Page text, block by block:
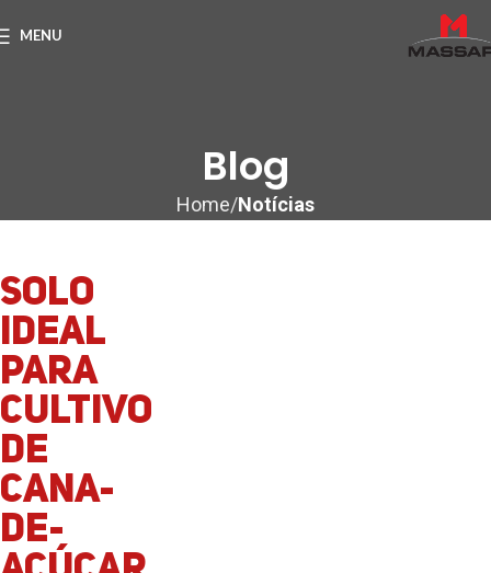
MENU
Blog
Home Notícias
Solo
Ideal
para
cultivo
de
Cana-
de-